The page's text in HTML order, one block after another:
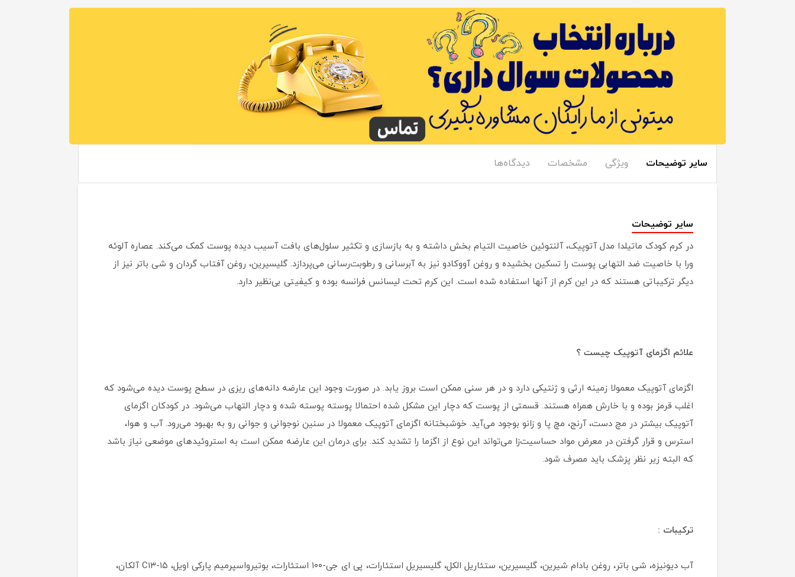
سایر توضیحات ویژگی مشخصات دیدگاه‌ها
سایر توضیحات
در کرم کودک ماتیلدا مدل آتوپیک، آلنتوئین خاصیت التیام بخش داشته و به بازسازی و تکثیر سلول‌های بافت آسیب دیده پوست کمک می‌کند. عصاره آلوئه
ورا با خاصیت ضد التهابی پوست را تسکین بخشیده و روغن آووکادو نیز به آبرسانی و رطوبت‌رسانی می‌پردازد. گلیسیرین، روغن آفتاب گردان و شی باتر نیز از
دیگر ترکیباتی هستند که در این کرم از آنها استفاده شده است. این کرم تحت لیسانس فرانسه بوده و کیفیتی بی‌نظیر دارد.
علائم اگزمای آتوپیک چیست ؟
اگزمای آتوپیک معمولا زمینه ارثی و ژنتیکی دارد و در هر سنی ممکن است بروز یابد. در صورت وجود این عارضه دانه‌های ریزی در سطح پوست دیده می‌شود که
اغلب قرمز بوده و با خارش همراه هستند. قسمتی از پوست که دچار این مشکل شده احتمالا پوسته پوسته شده و دچار التهاب می‌شود. در کودکان اگزمای
آتوپیک بیشتر در مچ دست، آرنج، مچ پا و زانو بوجود می‌آید. خوشبختانه اگزمای آتوپیک معمولا در سنین نوجوانی و جوانی رو به بهبود می‌رود. آب و هوا،
استرس و قرار گرفتن در معرض مواد حساسیت‌زا می‌تواند این نوع از اگزما را تشدید کند. برای درمان این عارضه ممکن است به استروئیدهای موضعی نیاز باشد
که البته زیر نظر پزشک باید مصرف شود.
ترکیبات :
آب دیونیزه، شی باتر، روغن بادام شیرین، گلیسیرین، ستئاریل الکل، گلیسیریل استئارات، پی ای جی-۱۰۰ استئارات، بوتیرواسپرمیم پارکی اویل، C۱۳-۱۵ آلکان،